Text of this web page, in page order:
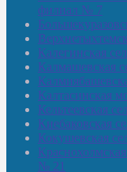
филиал № 7
Калегинская
Калмашевская
Калтасинская
Кельтеевская
Киебаковская
Кокушевская
№ 21